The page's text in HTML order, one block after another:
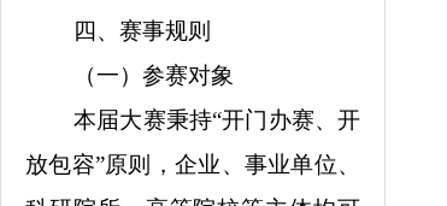
四、赛事规则
（一）参赛对象
本届大赛秉持“开门办赛、开
放包容”原则，企业、事业单位、